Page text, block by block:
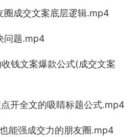
圈成交文案底层逻辑.mp4
问题.mp4
钱文案爆款公式(成交文案
开全文的吸睛标题公式.mp4
能强成交力的朋友圈.mp4